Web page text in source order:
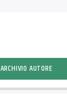
ARCHIVIO AUTORE